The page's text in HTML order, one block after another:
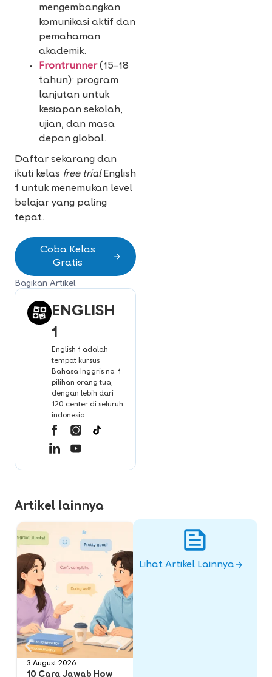
mengembangkan
komunikasi aktif dan
pemahaman
akademik.
Frontrunner(15–18
tahun): program
lanjutan untuk
kesiapan sekolah,
ujian, dan masa
depan global.
Daftar sekarang dan
ikuti kelas free trialEnglish
1 untuk menemukan level
belajar yang paling
tepat.
Coba Kelas
Gratis
Bagikan Artikel
ENGLISH
1
English 1 adalah
tempat kursus
Bahasa Inggris no. 1
pilihan orang tua,
dengan lebih dari
120 center di seluruh
indonesia.
Artikel lainnya
3 August 2026
10 Cara Jawab How
Lihat Artikel Lainnya